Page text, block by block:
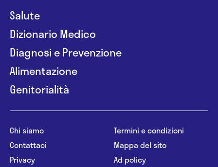
Salute
Dizionario Medico
Diagnosi e Prevenzione
Alimentazione
Genitorialità
Chi siamo
Contattaci
Privacy
Termini e condizioni
Mappa del sito
Ad policy